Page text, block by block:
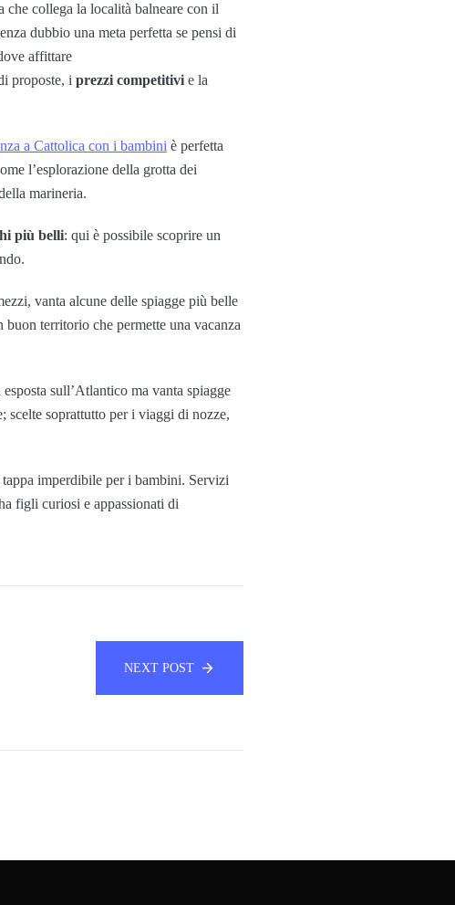
che collega la località balneare con il
dubbio una meta perfetta se pensi di
affittare
proposte, i prezzi competitivi e la
a Cattolica con i bambini è perfetta
l’esplorazione della grotta dei
marineria.
più belli: qui è possibile scoprire un
vanta alcune delle spiagge più belle
territorio che permette una vacanza
sull’Atlantico ma vanta spiagge
scelte soprattutto per i viaggi di nozze,
imperdibile per i bambini. Servizi
figli curiosi e appassionati di
NEXT POST